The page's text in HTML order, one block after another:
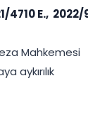
4710 E., 2022/
Mahkemesi
aykırılık